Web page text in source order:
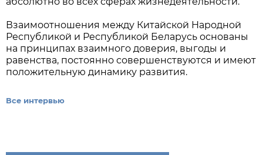
Взаимоотношения между Китайской Народной
Республикой и Республикой Беларусь основаны
на принципах взаимного доверия, выгоды и
равенства, постоянно совершенствуются и имеют
положительную динамику развития.
Все интервью